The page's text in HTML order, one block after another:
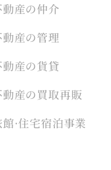
産の仲介
産の管理
産の貨貸
産の買取再販
·住宅宿泊事業